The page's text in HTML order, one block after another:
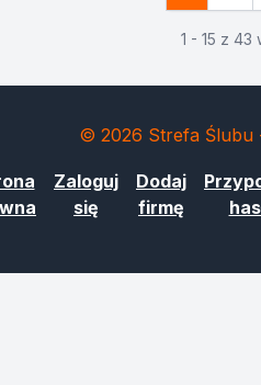
1 - 15 z 43
© 2026 Strefa Ślubu
Zaloguj
się
Dodaj
firmę